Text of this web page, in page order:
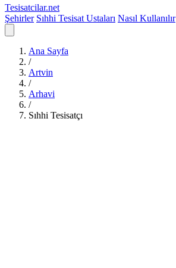
Tesisatcilar.net
Şehirler Sıhhi Tesisat Ustaları Nasıl Kullanılır
Ana Sayfa
/
Artvin
/
Arhavi
/
Sıhhi Tesisatçı